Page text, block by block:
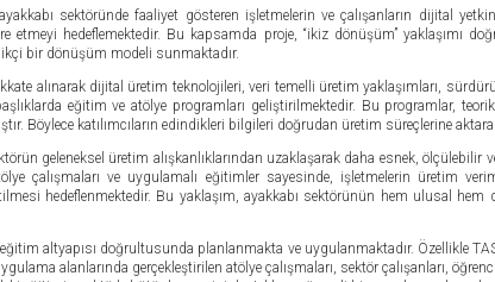
sektöründe faaliyet gösteren işletmelerin ve çalışanların dijital
etmeyi hedeflemektedir. Bu kapsamda proje, “ikiz dönüşüm” yaklaşımı
bir dönüşüm modeli sunmaktadır.
alınarak dijital üretim teknolojileri, veri temelli üretim yaklaşımları,
eğitim ve atölye programları geliştirilmektedir. Bu programlar,
Böylece katılımcıların edindikleri bilgileri doğrudan üretim süreçlerine
geleneksel üretim alışkanlıklarından uzaklaşarak daha esnek,
çalışmaları ve uygulamalı eğitimler sayesinde, işletmelerin üretim
hedeflenmektedir. Bu yaklaşım, ayakkabı sektörünün hem ulusal hem
altyapısı doğrultusunda planlanmakta ve uygulanmaktadır. Özellikle
alanlarında gerçekleştirilen atölye çalışmaları, sektör çalışanları,